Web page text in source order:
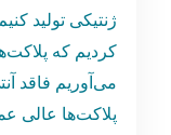
ژنتیکی تولید
کردیم که
پلاکت‌ها عالی